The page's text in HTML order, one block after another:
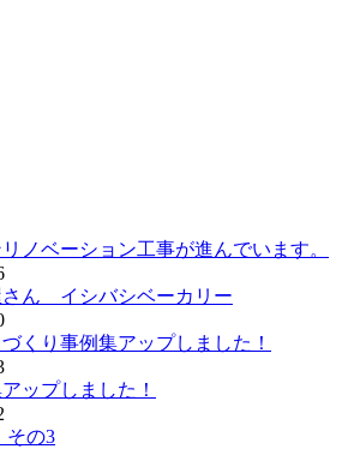
ノベーション工事が進んでいます。
さん イシバシベーカリー
くり事例集アップしました！
ップしました！
の3